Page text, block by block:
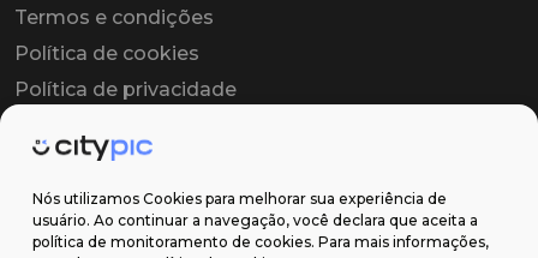
Nós utilizamos Cookies para melhorar sua experiência de
usuário. Ao continuar a navegação, você declara que aceita a
política de monitoramento de cookies. Para mais informações,
Termos e condições
Política de cookies
Política de privacidade
Contrato de licença